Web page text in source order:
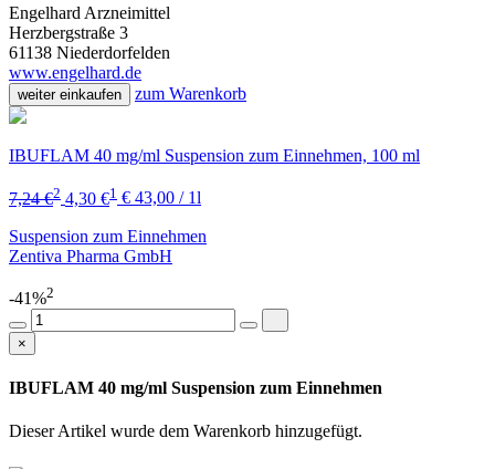
Engelhard Arzneimittel
Herzbergstraße 3
61138 Niederdorfelden
www.engelhard.de
weiter einkaufen zum Warenkorb
IBUFLAM 40 mg/ml Suspension zum Einnehmen, 100 ml
7,24 €2 4,30 €1 € 43,00 / 1l
Suspension zum Einnehmen
Zentiva Pharma GmbH
-41%2
×
IBUFLAM 40 mg/ml Suspension zum Einnehmen
Dieser Artikel wurde dem Warenkorb hinzugefügt.